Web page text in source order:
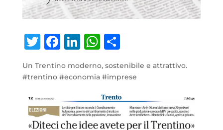
Twitter
Facebook
LinkedIn
WhatsApp
Condividi
Un Trentino moderno, sostenibile e attrattivo.
#trentino #economia #imprese